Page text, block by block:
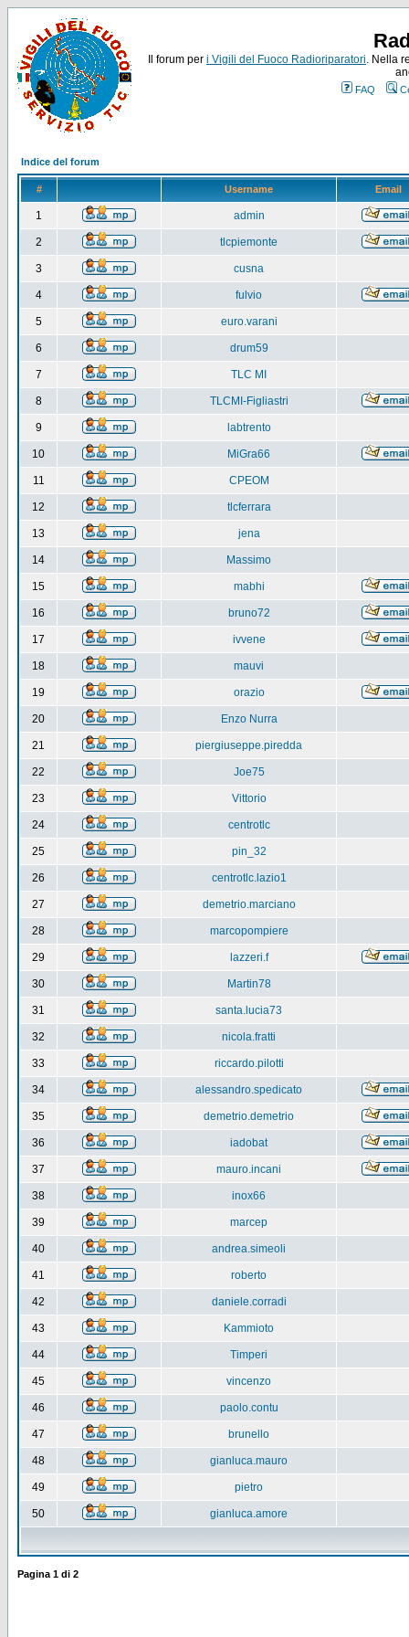
Il forum per i Vigili del Fuoco Radioriparatori. Nella
FAQ
Indice del forum
# Username Email
1 admin
2 tlcpiemonte
3 cusna
4 fulvio
5 euro.varani
6 drum59
7 TLC MI
8 TLCMI-Figliastri
9 labtrento
10 MiGra66
11 CPEOM
12 tlcferrara
13 jena
14 Massimo
15 mabhi
16 bruno72
17 ivvene
18 mauvi
19 orazio
20 Enzo Nurra
21 piergiuseppe.piredda
22 Joe75
23 Vittorio
24 centrotlc
25 pin_32
26 centrotlc.lazio1
27 demetrio.marciano
28 marcopompiere
29 lazzeri.f
30 Martin78
31 santa.lucia73
32 nicola.fratti
33 riccardo.pilotti
34 alessandro.spedicato
35 demetrio.demetrio
36 iadobat
37 mauro.incani
38 inox66
39 marcep
40 andrea.simeoli
41 roberto
42 daniele.corradi
43 Kammioto
44 Timperi
45 vincenzo
46 paolo.contu
47 brunello
48 gianluca.mauro
49 pietro
50 gianluca.amore
Pagina 1 di 2